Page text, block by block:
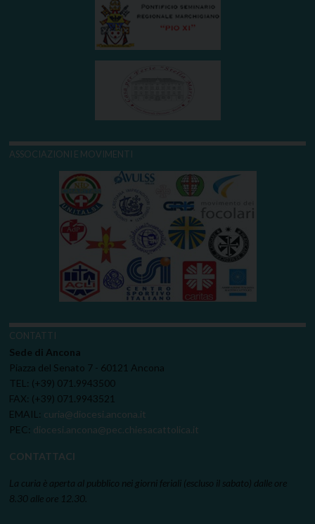
ASSOCIAZIONI E MOVIMENTI
CONTATTI
Sede di Ancona
Piazza del Senato 7 - 60121 Ancona
TEL: (+39) 071.9943500
FAX: (+39) 071.9943521
EMAIL: curia@diocesi.ancona.it
PEC: diocesi.ancona@pec.chiesacattolica.it
CONTATTACI
La curia è aperta al pubblico nei giorni feriali (escluso il sabato) dalle ore
8.30 alle ore 12.30.